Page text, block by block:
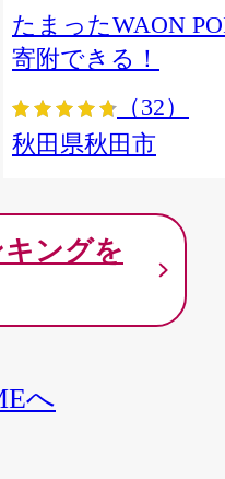
たまったWAON
寄附できる！
（32）
秋田県秋田市
ングを
へ